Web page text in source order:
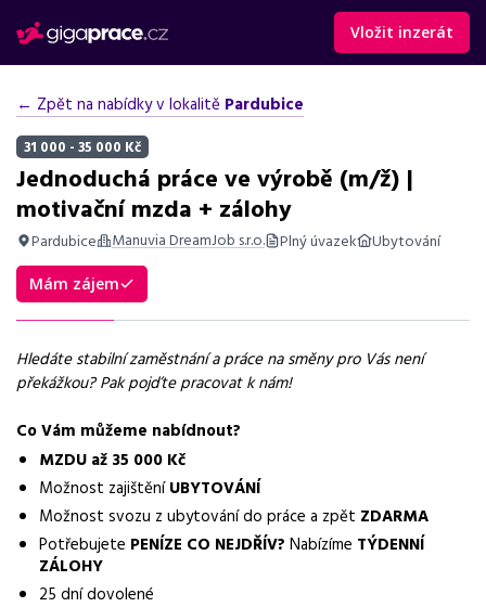
Vložit inzerát
← Zpět na nabídky v lokalitě Pardubice
31 000 - 35 000 Kč
Jednoduchá práce ve výrobě (m/ž) |
motivační mzda + zálohy
Pardubice Manuvia DreamJob s.r.o. Plný úvazek Ubytování
Shrnutí nabídky
Práce v Pardubicích na směny jako operátor výroby s motivační
Základní informace
Pozice
Operátor výroby
Normalizovaná profese
operátor
Obor / skupina
výroba
Mám zájem
Hledáte stabilní zaměstnání a práce na směny pro Vás není
překážkou? Pak pojďte pracovat k nám!
Co Vám můžeme nabídnout?
MZDU až 35 000 Kč
Možnost zajištěníUBYTOVÁNÍ
Možnost svozu z ubytování do práce a zpět ZDARMA
Potřebujete PENÍZE CO NEJDŘÍV? Nabízíme TÝDENNÍ
ZÁLOHY
25 dní dovolené